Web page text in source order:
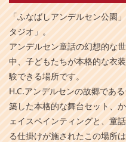
「ふなばしアンデルセン公園
タジオ」。
アンデルセン童話の幻想的な
中、子どもたちが本格的な衣
験できる場所です。
H.C.アンデルセンの故郷であ
築した本格的な舞台セット、
ェイスペインティングと、童
る仕掛けが施されたこの場所